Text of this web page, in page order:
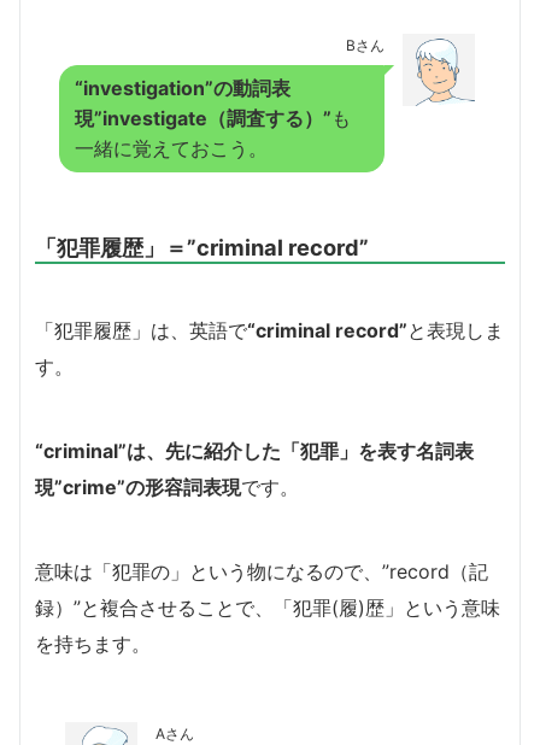
Bさん
“investigation”の動詞表
現”investigate（調査する）” も
一緒に覚えておこう。
「犯罪履歴」＝”criminal record”
「犯罪履歴」は、英語で“criminal record”と表現しま
す。
“criminal”は、先に紹介した「犯罪」を表す名詞表
現”crime”の形容詞表現です。
意味は「犯罪の」という物になるので、”record（記
録）”と複合させることで、「犯罪(履)歴」という意味
を持ちます。
Aさん